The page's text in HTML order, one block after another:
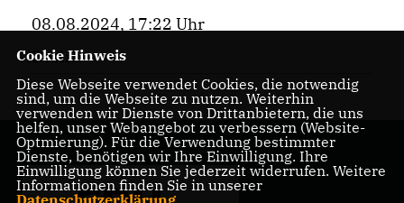
08.08.2024, 17:22 Uhr
Bezirk
Cookie Hinweis
Diese Webseite verwendet Cookies, die notwendig
sind, um die Webseite zu nutzen. Weiterhin
verwenden wir Dienste von Drittanbietern, die uns
helfen, unser Webangebot zu verbessern (Website-
Optmierung). Für die Verwendung bestimmter
Dienste, benötigen wir Ihre Einwilligung. Ihre
Einwilligung können Sie jederzeit widerrufen. Weitere
Informationen finden Sie in unserer
Datenschutzerklärung.